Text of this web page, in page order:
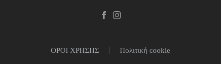
ΟΡΟΙ ΧΡΗΣΗΣ Πολιτική cookie